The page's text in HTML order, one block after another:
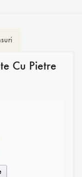
Cu Pietre